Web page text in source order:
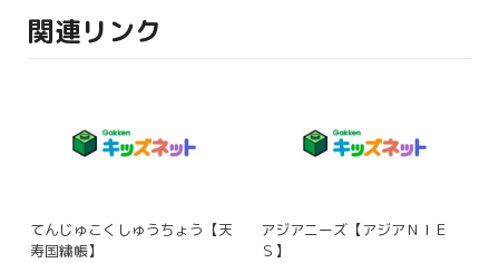
関連リンク
てんじゅこくしゅうちょう【天
寿国繍帳】
アジアニーズ【アジアＮＩＥ
Ｓ】